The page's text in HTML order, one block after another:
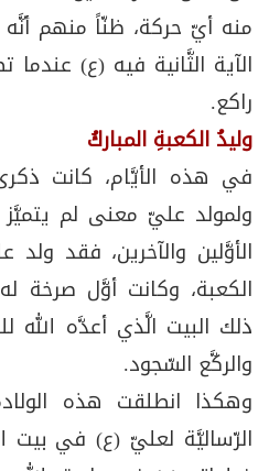
منه أيّ حركة، ظنّاً منهم
الآية الثَّانية فيه (ع)
راكع.
وليدُ الكعبةِ المباركُ
في هذه الأيَّام، كانت
ولمولد عليّ معنى لم
الأوَّلين والآخرين، فقد
الكعبة، وكانت أوَّل
ذلك البيت الَّذي أعدَّه الله
والركَّع السّجود.
وهكذا انطلقت هذه
الرّساليَّة لعليّ (ع) في بيت